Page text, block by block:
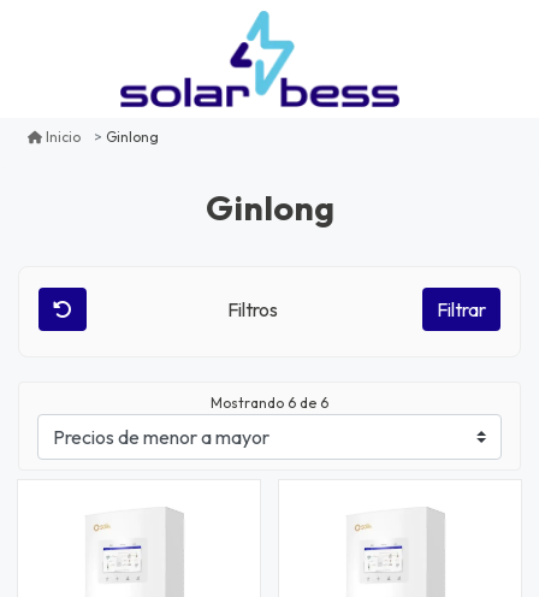
Inicio Ginlong
Ginlong
Filtros Filtrar
Mostrando 6 de 6